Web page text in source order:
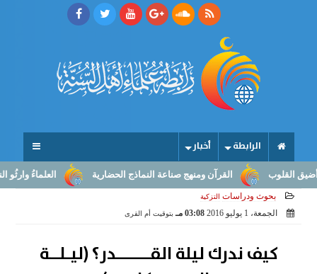
الرابطة أخبار
العلماءُ وارثُو النبوّة: من القرآن ومنهج صناعة النماذج الحضارية
بحوث ودراسات التزكية
الجمعة، 1 يوليو 2016 03:08 مـ بتوقيت أم القرى
كيف ندرك ليلة القـــــــدر؟ (ليـلــة